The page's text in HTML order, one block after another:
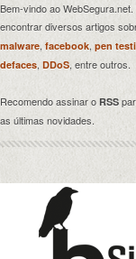
Bem-vindo ao
encontrar diversos artigos
malware, facebook, pen
defaces, DDoS, entre outros.
Recomendo assinar o RSS
as últimas novidades.